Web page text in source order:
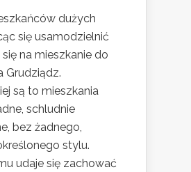
dużych
się usamodzielnić
na mieszkanie do
Grudziądz.
są to mieszkania
schludnie
bez żadnego,
stylu.
udaje się zachować